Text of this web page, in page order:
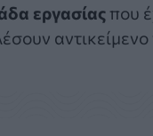
εργασίας που